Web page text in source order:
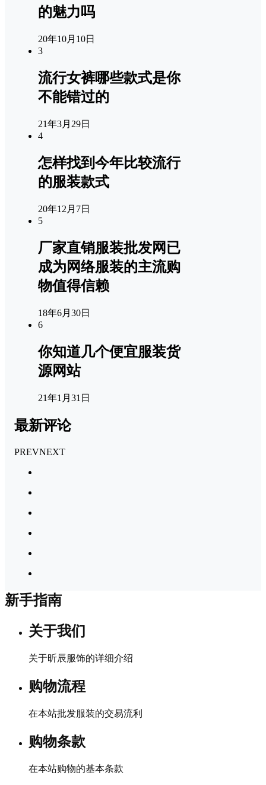
的魅力吗
20年10月10日
3
流行女裤哪些款式是你
不能错过的
21年3月29日
4
怎样找到今年比较流行
的服装款式
20年12月7日
5
厂家直销服装批发网已
成为网络服装的主流购
物值得信赖
18年6月30日
6
你知道几个便宜服装货
源网站
21年1月31日
最新评论
PREVNEXT
新手指南
关于我们
关于昕辰服饰的详细介绍
购物流程
在本站批发服装的交易流利
购物条款
在本站购物的基本条款